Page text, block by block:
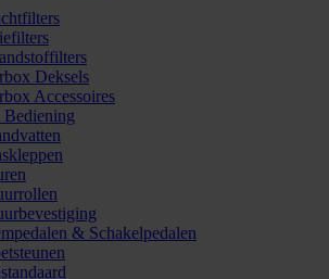
Deksels
Accessoires
Bediening
& Schakelpedalen